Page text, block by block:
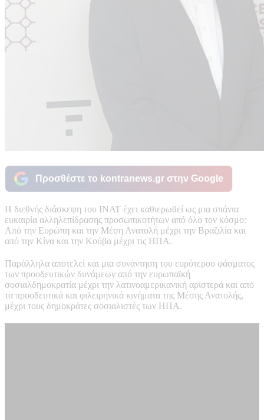
Προσθέστε το kontranews.gr στην Google
Η διεθνής διάσκεψη του ΙΝΑΤ έχει καθιερωθεί ως μια σπάνια
ευκαιρία αλληλεπίδρασης προσωπικοτήτων από όλο τον κόσμο:
Από την Ευρώπη και την Μέση Ανατολή μέχρι την Βραζιλία και
από την Κίνα και την Κούβα μέχρι τις ΗΠΑ.
Παράλληλα αποτελεί και μια συνάντηση του ευρύτερου φάσματος
των προοδευτικών δυνάμεων από την ευρωπαϊκή
σοσιαλδημοκρατία μέχρι την λατινοαμερικανική αριστερά και από
τα προοδευτικά και φιλειρηνικά κινήματα της Μέσης Ανατολής,
μέχρι τους δημοκράτες σοσιαλιστές των ΗΠΑ.